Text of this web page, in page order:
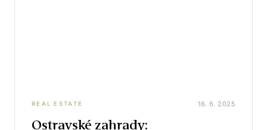
REAL ESTATE 16. 6. 2025
Ostravské zahrady: